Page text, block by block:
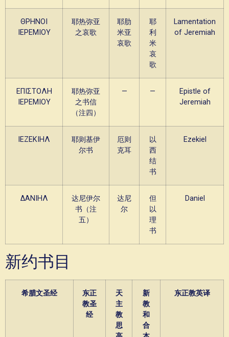
ΘΡΗΝΟΙ
ΙΕΡΕΜΙΟΥ
耶热弥亚
之哀歌
耶肋
米亚
哀歌
耶
利
米
哀
歌
Lamentation
of Jeremiah
ΕΠΙΣΤΟΛΗ
ΙΕΡΕΜΙΟΥ
耶热弥亚
之书信
（注四）
— —
Epistle of
Jeremiah
ΙΕΖΕΚΙΗΛ
耶则基伊
尔书
厄则
克耳
以
西
结
书
Ezekiel
ΔΑΝΙΗΛ
达尼伊尔
书（注
五）
达尼
尔
但
以
理
书
Daniel
新约书目
希腊文圣经
东正
教圣
经
天
主
教
思
新
教
和
合
东正教英译